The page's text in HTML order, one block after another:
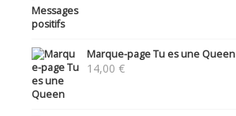
Marque-page Tu es une Queen
14,00 €